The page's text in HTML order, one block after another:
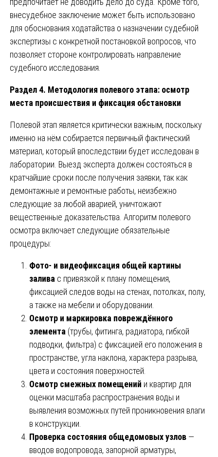
внесудебное заключение может быть использовано
для обоснования ходатайства о назначении судебной
экспертизы с конкретной постановкой вопросов, что
позволяет стороне контролировать направление
судебного исследования.
Раздел 4. Методология полевого этапа: осмотр
места происшествия и фиксация обстановки
Полевой этап является критически важным, поскольку
именно на нём собирается первичный фактический
материал, который впоследствии будет исследован в
лаборатории. Выезд эксперта должен состояться в
кратчайшие сроки после получения заявки, так как
демонтажные и ремонтные работы, неизбежно
следующие за любой аварией, уничтожают
вещественные доказательства. Алгоритм полевого
осмотра включает следующие обязательные
процедуры:
Фото- и видеофиксация общей картины
залива с привязкой к плану помещения,
фиксацией следов воды на стенах, потолках, полу,
а также на мебели и оборудовании.
Осмотр и маркировка повреждённого
элемента (трубы, фитинга, радиатора, гибкой
подводки, фильтра) с фиксацией его положения в
пространстве, угла наклона, характера разрыва,
цвета и состояния поверхностей.
Осмотр смежных помещений и квартир для
оценки масштаба распространения воды и
выявления возможных путей проникновения влаги
в конструкции.
Проверка состояния общедомовых узлов —
вводов водопровода, запорной арматуры,